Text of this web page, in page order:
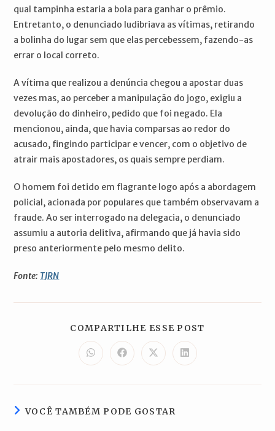
qual tampinha estaria a bola para ganhar o prêmio.
Entretanto, o denunciado ludibriava as vítimas, retirando
a bolinha do lugar sem que elas percebessem, fazendo-as
errar o local correto.
A vítima que realizou a denúncia chegou a apostar duas
vezes mas, ao perceber a manipulação do jogo, exigiu a
devolução do dinheiro, pedido que foi negado. Ela
mencionou, ainda, que havia comparsas ao redor do
acusado, fingindo participar e vencer, com o objetivo de
atrair mais apostadores, os quais sempre perdiam.
O homem foi detido em flagrante logo após a abordagem
policial, acionada por populares que também observavam a
fraude. Ao ser interrogado na delegacia, o denunciado
assumiu a autoria delitiva, afirmando que já havia sido
preso anteriormente pelo mesmo delito.
Fonte: TJRN
COMPARTILHE ESSE POST
Abre
em
nova
Abre
em
nova
Abre
em
nova
Abre
em
nova
VOCÊ TAMBÉM PODE GOSTAR